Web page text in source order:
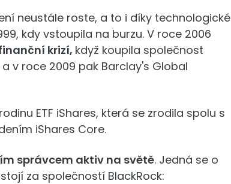
neustále roste, a to i díky technologické
kdy vstoupila na burzu. V roce 2006
krizí, když koupila společnost
v roce 2009 pak Barclay's Global
ETF iShares, která se zrodila spolu s
iShares Core.
správcem aktiv na světě. Jedná se o
za společností BlackRock: